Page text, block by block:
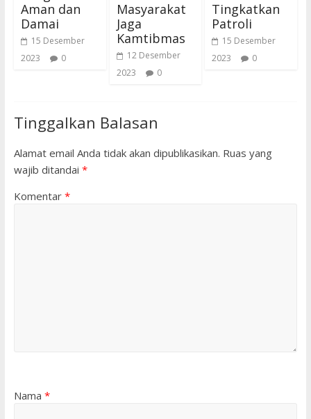
Aman dan
Damai
15 Desember
2023
0
Masyarakat
Jaga
Kamtibmas
12 Desember
2023
0
Tingkatkan
Patroli
15 Desember
2023
0
Tinggalkan Balasan
Alamat email Anda tidak akan dipublikasikan. Ruas yang
wajib ditandai *
Komentar *
Nama *